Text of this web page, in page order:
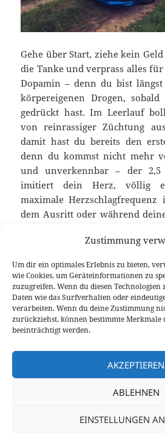
Zustimmung
Um dir ein optimales Erlebnis zu bieten,
wie Cookies, um Geräteinformationen zu
zuzugreifen. Wenn du diesen
Daten wie das Surfverhalten oder
verarbeiten. Wenn du deine Zustimmung
zurückziehst, können bestimmte
beeinträchtigt werden.
AKZEPTIEREN
ABLEHNEN
EINSTELLUNGEN
Gehe über Start, ziehe kein
die Tanke und verprass alles
Dopamin – denn du bist
körpereigenen Drogen,
gedrückt hast. Im Leerlauf
von reinrassiger Züchtung
damit hast du bereits den
denn du kommst nicht mehr
und unverkennbar – der 2,5
imitiert dein Herz, völlig
maximale
dem Ausritt oder während
WRX STi setzt alleine 30
ultimativen All-Terrain-
deine Haare am Unterarm
Ob aus Ehrfurcht vor der
Spitzensprintzeit von 1,5
fast jeden Konkurrenten stehen
Fahrbericht,Rallye, Subaru,